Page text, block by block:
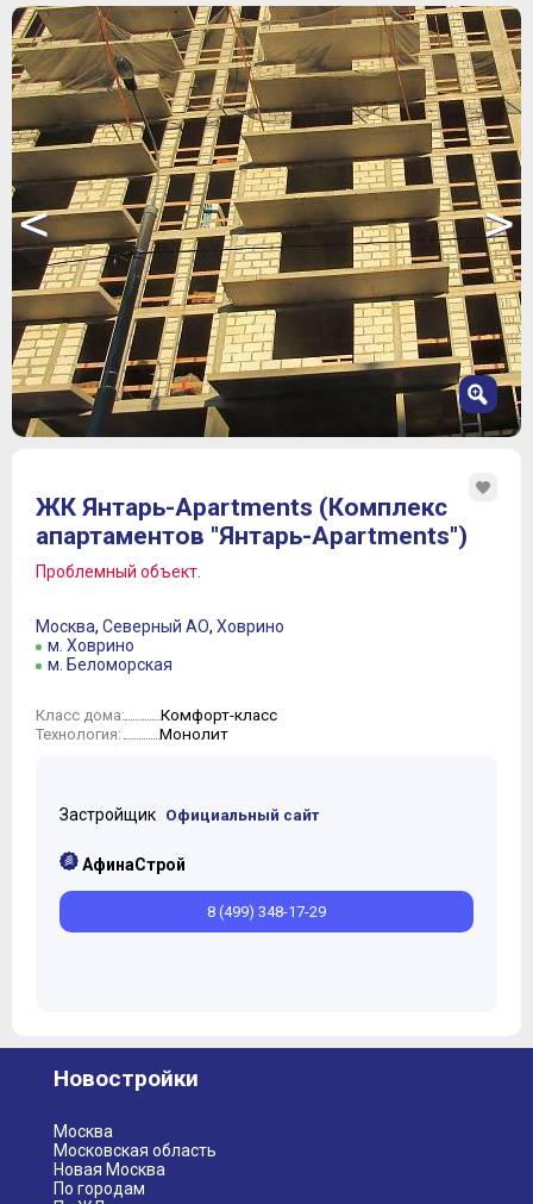
< >
3
4
5
8
ЖК Янтарь-Apartments (Комплекс
апартаментов "Янтарь-Apartments")
Проблемный объект.
Москва, Северный АО, Ховрино
м. Ховрино
м. Беломорская
Класс дома: Комфорт-класс
Технология: Монолит
Застройщик Официальный сайт
АфинаСтрой
8 (499) 348-17-29
Новостройки
Москва
Московская область
Новая Москва
По городам